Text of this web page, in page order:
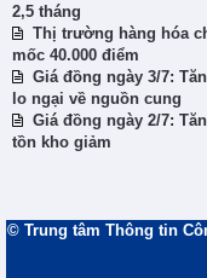
2,5 tháng
Thị trường hàng hóa
mốc 40.000 điểm
Giá đồng ngày 3/7:
lo ngại về nguồn cung
Giá đồng ngày 2/7:
tồn kho giảm
© Trung tâm Thông tin